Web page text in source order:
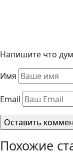
Напишите что
Имя
Email
Похожие